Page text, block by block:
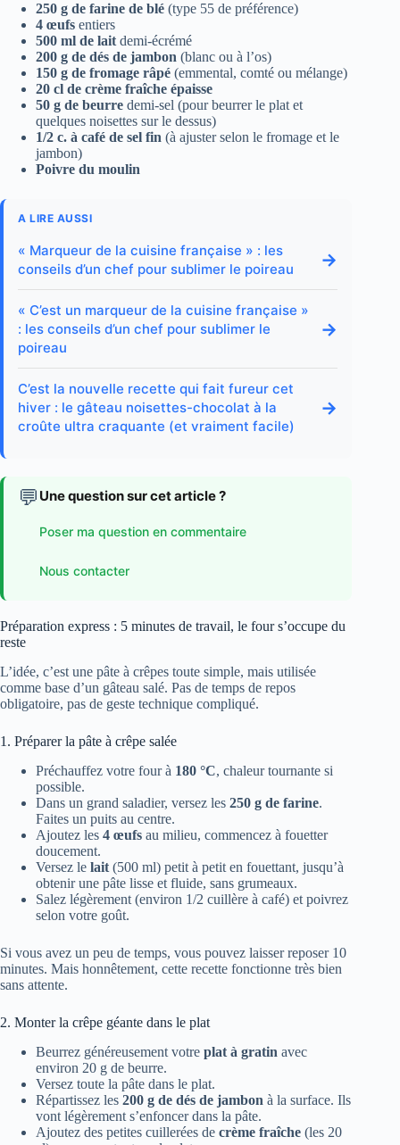
250 g de farine de blé (type 55 de préférence)
4 œufs entiers
500 ml de lait demi-écrémé
200 g de dés de jambon (blanc ou à l’os)
150 g de fromage râpé (emmental, comté ou mélange)
20 cl de crème fraîche épaisse
50 g de beurre demi-sel (pour beurrer le plat et
quelques noisettes sur le dessus)
1/2 c. à café de sel fin (à ajuster selon le fromage et le
jambon)
Poivre du moulin
A LIRE AUSSI
« Marqueur de la cuisine française » : les
conseils d’un chef pour sublimer le poireau
→
« C’est un marqueur de la cuisine française »
: les conseils d’un chef pour sublimer le
poireau
→
C’est la nouvelle recette qui fait fureur cet
hiver : le gâteau noisettes-chocolat à la
croûte ultra craquante (et vraiment facile)
→
💬 Une question sur cet article ?
Poser ma question en commentaire
Nous contacter
Préparation express : 5 minutes de travail, le four s’occupe du
reste
L’idée, c’est une pâte à crêpes toute simple, mais utilisée
comme base d’un gâteau salé. Pas de temps de repos
obligatoire, pas de geste technique compliqué.
1. Préparer la pâte à crêpe salée
Préchauffez votre four à 180 °C, chaleur tournante si
possible.
Dans un grand saladier, versez les 250 g de farine.
Faites un puits au centre.
Ajoutez les 4 œufs au milieu, commencez à fouetter
doucement.
Versez le lait (500 ml) petit à petit en fouettant, jusqu’à
obtenir une pâte lisse et fluide, sans grumeaux.
Salez légèrement (environ 1/2 cuillère à café) et poivrez
selon votre goût.
Si vous avez un peu de temps, vous pouvez laisser reposer 10
minutes. Mais honnêtement, cette recette fonctionne très bien
sans attente.
2. Monter la crêpe géante dans le plat
Beurrez généreusement votre plat à gratin avec
environ 20 g de beurre.
Versez toute la pâte dans le plat.
Répartissez les 200 g de dés de jambon à la surface. Ils
vont légèrement s’enfoncer dans la pâte.
Ajoutez des petites cuillerées de crème fraîche (les 20